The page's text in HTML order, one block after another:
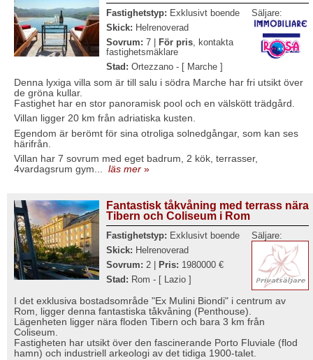
Fastighetstyp: Exklusivt boende
Skick: Helrenoverad
Sovrum: 7 | För pris , kontakta
fastighetsmäklare
Stad: Ortezzano - [ Marche ]
Säljare:
Denna lyxiga villa som är till salu i södra Marche har fri utsikt över
de gröna kullar.
Fastighet har en stor panoramisk pool och en välskött trädgård.
Villan ligger 20 km från adriatiska kusten.
Egendom är berömt för sina otroliga solnedgångar, som kan ses
härifrån.
Villan har 7 sovrum med eget badrum, 2 kök, terrasser,
4vardagsrum gym...
läs mer »
Fantastisk tåkvåning med terrass nära
Tibern och Coliseum i Rom
Fastighetstyp: Exklusivt boende
Skick: Helrenoverad
Sovrum: 2 | Pris: 1980000 €
Stad: Rom - [ Lazio ]
Säljare:
I det exklusiva bostadsområde "Ex Mulini Biondi" i centrum av
Rom, ligger denna fantastiska tåkvåning (Penthouse).
Lägenheten ligger nära floden Tibern och bara 3 km från
Coliseum.
Fastigheten har utsikt över den fascinerande Porto Fluviale (flod
hamn) och industriell arkeologi av det tidiga 1900-talet.